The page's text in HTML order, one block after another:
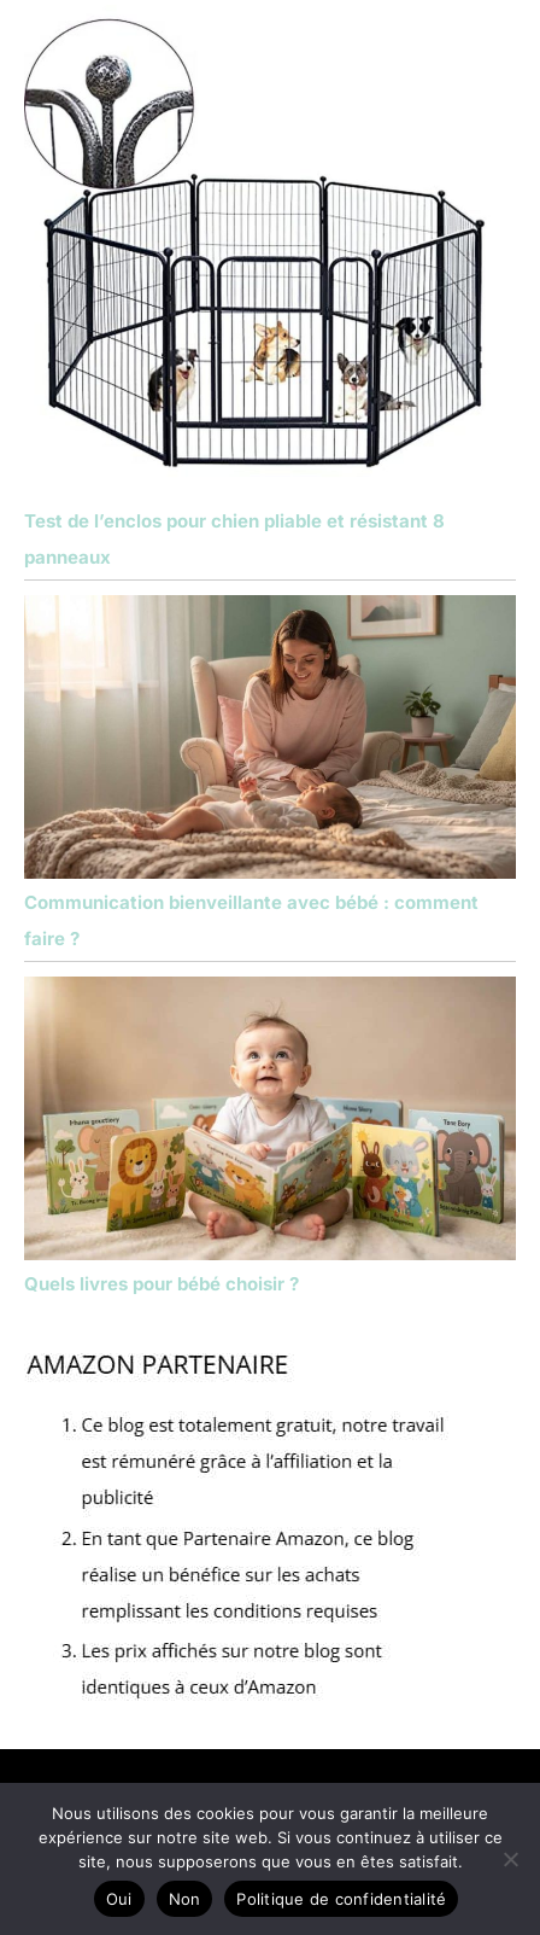
Test de l’enclos pour chien pliable et résistant 8
panneaux
Communication bienveillante avec bébé : comment
faire ?
Quels livres pour bébé choisir ?
A propos
Contact
Plan du site
Nous utilisons des cookies pour vous garantir la meilleure
expérience sur notre site web. Si vous continuez à utiliser ce
site, nous supposerons que vous en êtes satisfait.
Oui
Non Politique de confidentialité